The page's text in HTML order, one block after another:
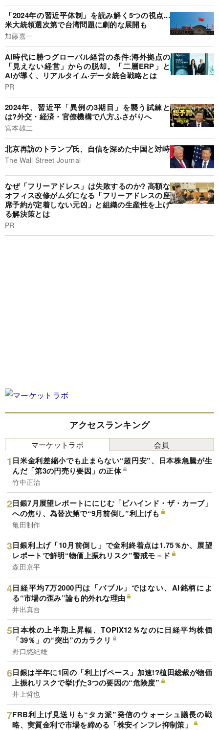
「2024年の習近平体制」を読み解く5つの視点...
米大統領選次第で台湾問題に劇的な展開も
加藤嘉一
AI時代に勝つグローバル経営の条件:海外拠点の
「見えない経営」からの脱却。「二層ERP」と
AIが導く、リアルタイム·データ統合戦略とは
PR
2024年、習近平「異例の3期目」を襲う試練と
は?外交・経済・官僚機構で八方ふさがりへ
宮本雄二
北京再訪のトランプ氏、自信を深めた中国と対峙
The Wall Street Journal
なぜ「フリーアドレス」は失敗するのか? 高額な
オフィス改修がムダになる「フリーアドレスの座
席予約が定着しない元凶」と組織の生産性を上げ
る解決策とは
PR
アクセスランキング
マーケットラボ
日米金利差縮小でも止まらない“超円安”、日本株急騰が生
んだ「第3の円売り要因」の正体
竹中正治
日銀7月展望レポートににじむ「ビハインド・ザ・カーブ」
への焦り、為替次第で“9月前倒し”利上げも
亀田制作
日銀利上げ「10月前倒し」で金利終着点は1.75％か、展望
レポートで鮮明“物価上振れリスク”警戒モ－ド
森田京平
日経平均7万2000円は「バブル」ではない、AI銘柄によ
る“市場の歪み”論も的外れな理由
井出真吾
日本株の上半期上昇幅、TOPIX12％なのに日経平均株価
「39％」の“突出”のカラクリ
野口悠紀雄
日銀は半年に1回の「利上げペース」加速!?植田総裁が物価
上振れリスクで挙げた3つの要因の“危険度”
井上哲也
FRB利上げ見送りも“タカ派”発信のウォーシュ議長の戦
略、実質金利で市場を締める「株安インフレ抑制策」
会員